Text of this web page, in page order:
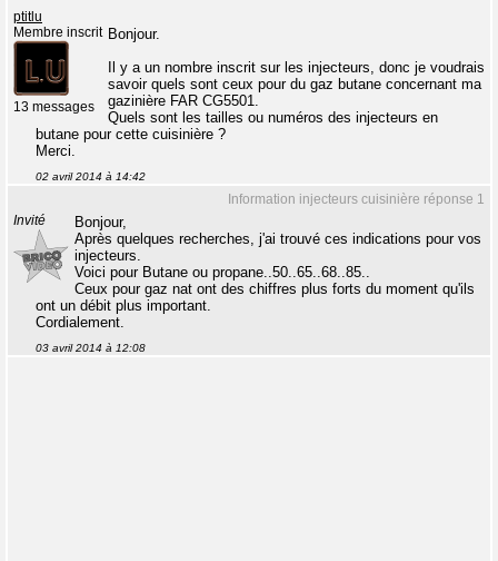
ptitlu
Membre inscrit
13 messages
Bonjour.
Il y a un nombre inscrit sur les injecteurs, donc je voudrais
savoir quels sont ceux pour du gaz butane concernant ma
gazinière FAR CG5501.
Quels sont les tailles ou numéros des injecteurs en
butane pour cette cuisinière ?
Merci.
02 avril 2014 à 14:42
Information injecteurs cuisinière réponse 1
Invité
Bonjour,
Après quelques recherches, j'ai trouvé ces indications pour vos
injecteurs.
Voici pour Butane ou propane..50..65..68..85..
Ceux pour gaz nat ont des chiffres plus forts du moment qu'ils
ont un débit plus important.
Cordialement.
03 avril 2014 à 12:08